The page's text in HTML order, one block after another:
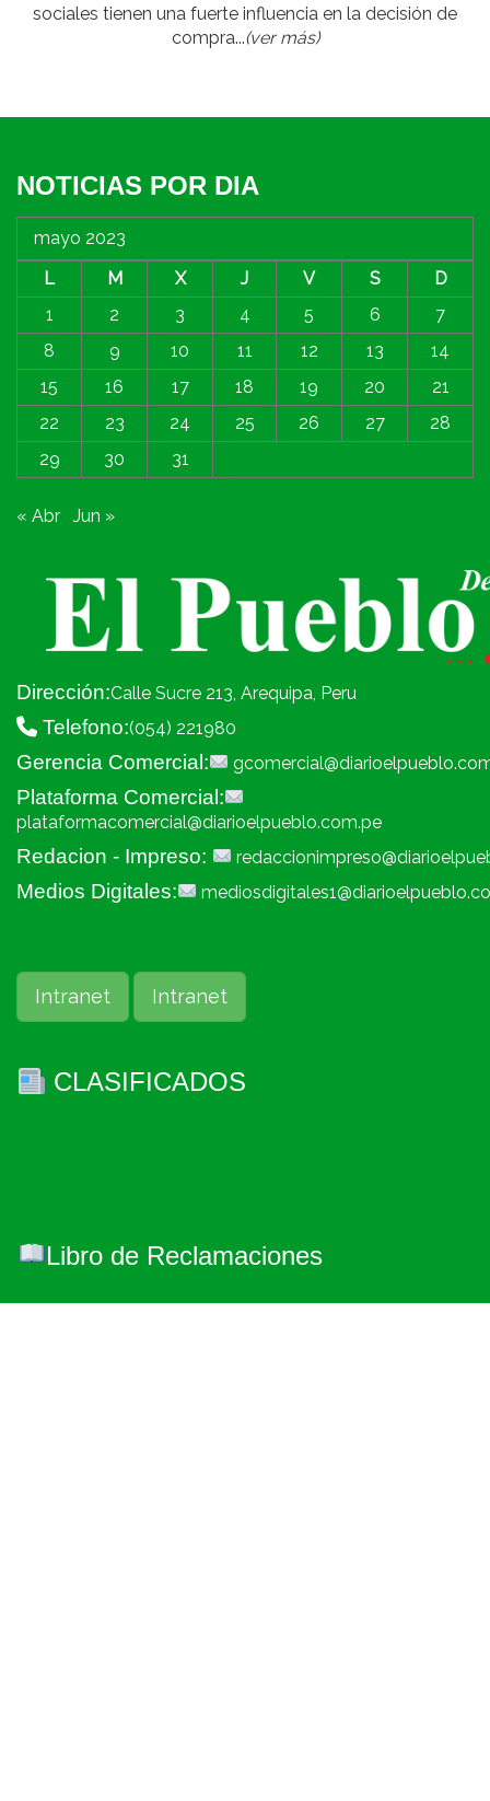
sociales tienen una fuerte influencia en la decisión de
compra...(ver más)
NOTICIAS POR DIA
mayo 2023
L
M X J V S
D
1
2 3 4 5 6
7
8
9 10 11 12 13
14
15
16 17 18 19 20
21
22
23 24 25 26 27
28
29
30 31
« Abr Jun »
Dirección:Calle Sucre 213, Arequipa, Peru
Telefono:(054) 221980
Gerencia Comercial:
Plataforma Comercial:
plataformacomercial@diarioelpueblo.com.pe
Redacion - Impreso:
Medios Digitales:
Intranet Intranet
CLASIFICADOS
Libro de Reclamaciones